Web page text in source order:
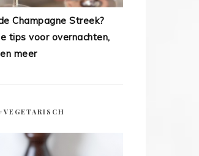
Champagne Streek?
tips voor overnachten,
meer